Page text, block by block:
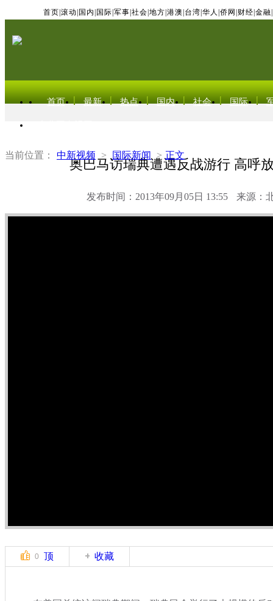
首页 滚动 国内 国际 军事 社会 地方 港澳 台湾 华人 侨网 财经 金融
首页 最新 热点 国内 社会 国际
当前位置： 中新视频 > 国际新闻 > 正文
奥巴马访瑞典遭遇反战游行 高呼
发布时间：2013年09月05日 13:55 来源：
0 顶 收藏